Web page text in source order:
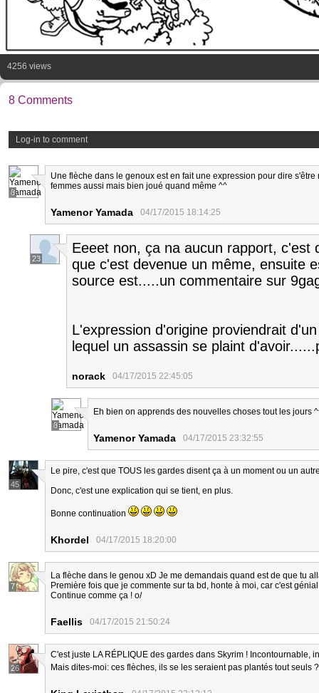
4256 views
8 Comments
Log-in to comment
8
Une flèche dans le genoux est en fait une expression pour dire
femmes aussi mais bien joué quand même ^^
Yamenor Yamada 04/17/2015 18:14:25
23
Eeeet non, ça na aucun rapport, c'est
que c'est devenue un même, ensuite
source est.....un commentaire sur
L'expression d'origine proviendrait
lequel un assassin se plaint
norack 04/17/2015 22:45:05
8
Eh bien on apprends des nouvelles choses tout les jours
Yamenor Yamada 04/17/2015 23:32:55
45
Le pire, c'est que TOUS les gardes disent ça à un moment ou un
Donc, c'est une explication qui se tient, en plus.
Bonne continuation
Khordel 04/17/2015 18:20:00
7
La flèche dans le genou xD Je me demandais quand est de que tu
Première fois que je commente sur ta bd, honte à moi, car c'est
Continue comme ça ! o/
Faellis 04/17/2015 21:50:24
26
C'est juste LA RÉPLIQUE des gardes dans Skyrim !
Mais dites-moi: ces flèches, ils se les seraient pas plantés tout seuls